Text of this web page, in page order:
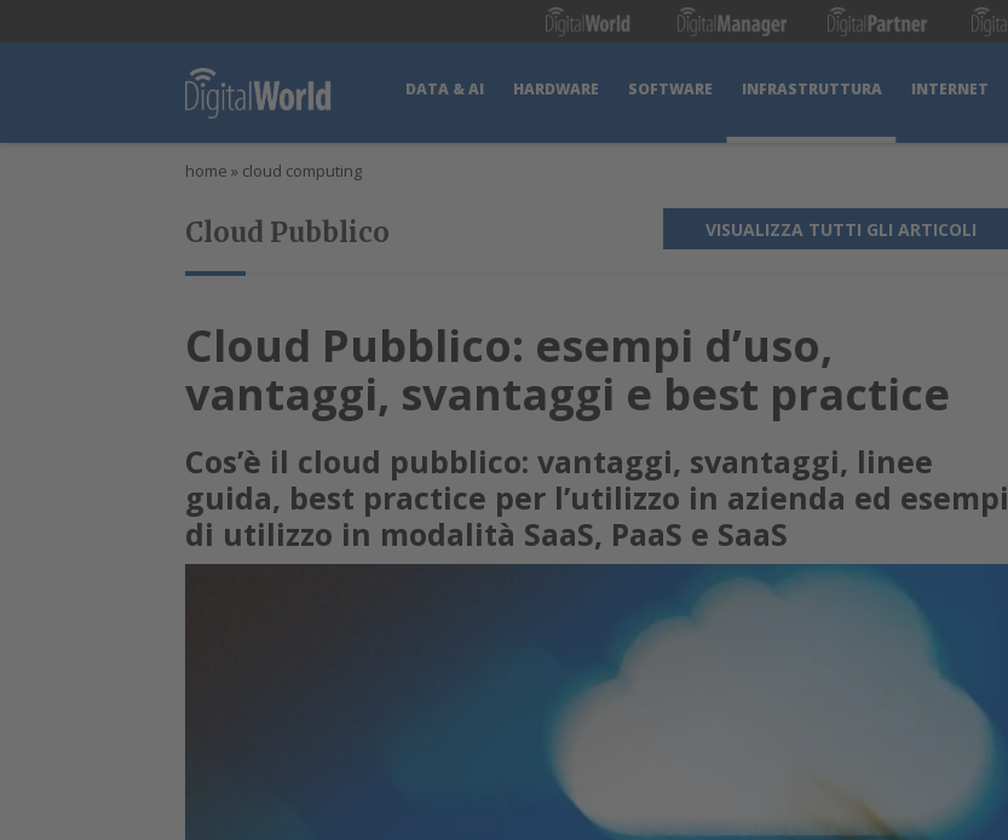
DATA & AI HARDWARE SOFTWARE INFRASTRUTTURA INTERNET
home » cloud computing
Cloud Pubblico VISUALIZZA TUTTI GLI ARTICOLI
Cloud Pubblico: esempi d’uso,
vantaggi, svantaggi e best practice
Cos’è il cloud pubblico: vantaggi, svantaggi, linee
guida, best practice per l’utilizzo in azienda ed esempi
di utilizzo in modalità SaaS, PaaS e SaaS